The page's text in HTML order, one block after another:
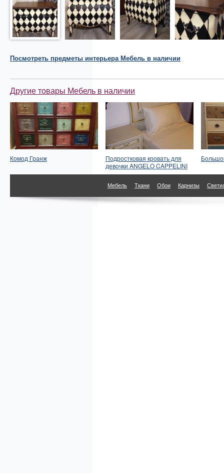
Посмотреть предметы интерьераМебель в наличии
Другие товары Мебель в наличии
Комод Гранж
Подростковая кровать для
девочки ANGELO CAPPELINI
Мебель Ткани Обои Карнизы